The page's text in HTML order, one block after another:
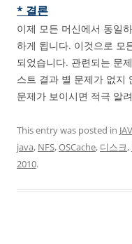
* 결론
이제 모든 머신에서 동일
하게 됩니다. 이것으로 모
되었습니다. 관련되는 문
스트 결과 별 문제가 없지
문제가 보이시면 적극 알
This entry was posted in
java, NFS,OSCache, 디스크,
2010.